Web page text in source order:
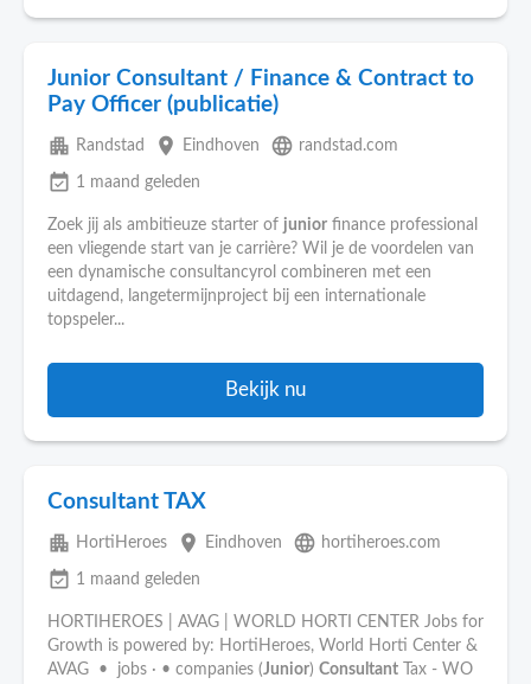
Junior Consultant / Finance & Contract to
Pay Officer (publicatie)
apartment Randstad place Eindhoven language randstad.com
event_available 1 maand geleden
Zoek jij als ambitieuze starter of junior finance professional
een vliegende start van je carrière? Wil je de voordelen van
een dynamische consultancyrol combineren met een
uitdagend, langetermijnproject bij een internationale
topspeler...
Bekijk nu
Consultant TAX
apartment HortiHeroes place Eindhoven language hortiheroes.com
event_available 1 maand geleden
HORTIHEROES | AVAG | WORLD HORTI CENTER Jobs for
Growth is powered by: HortiHeroes, World Horti Center &
AVAG • jobs · • companies (Junior) Consultant Tax - WO